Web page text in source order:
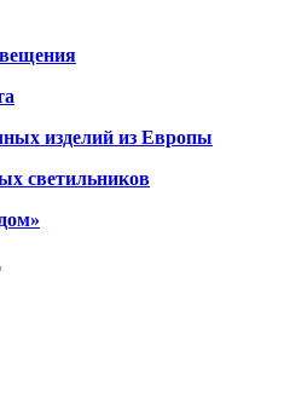
изделий из Европы
светильников